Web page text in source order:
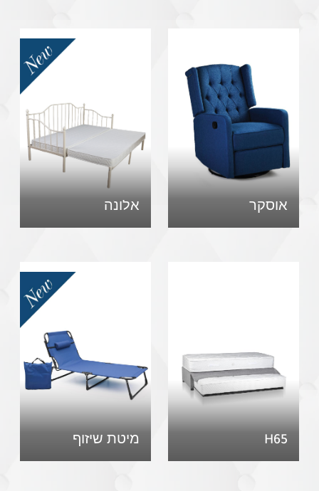
אוסקר אלונה
H65 מיטת שיזוף